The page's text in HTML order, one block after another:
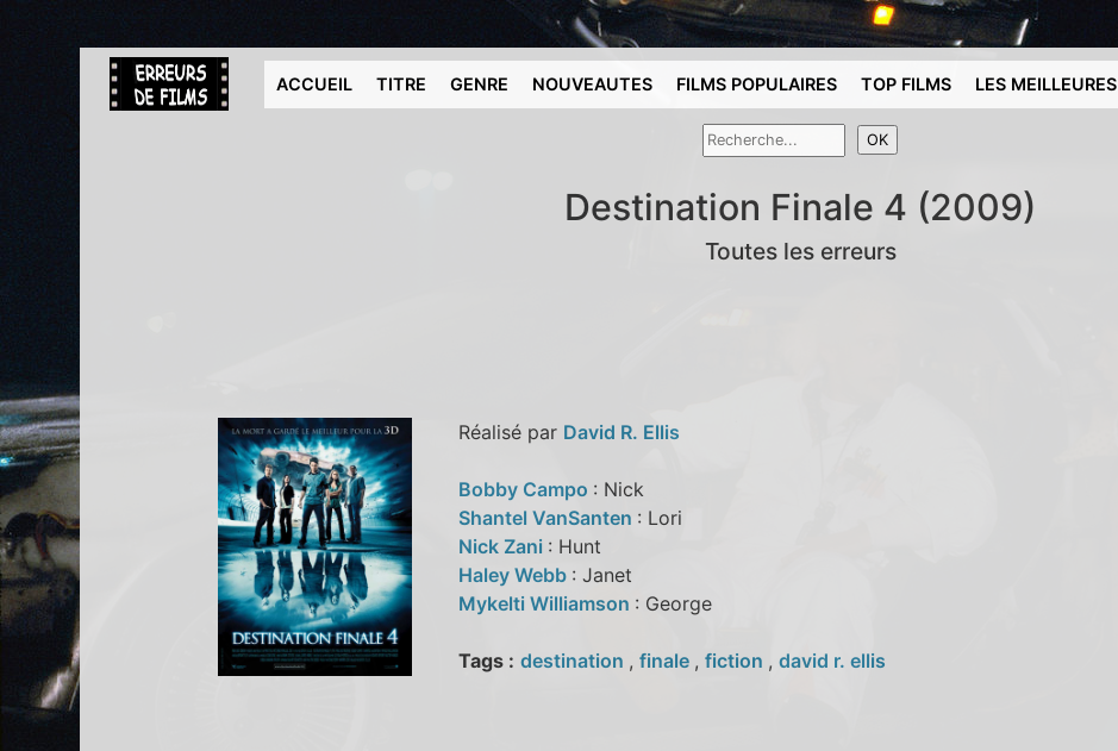
ACCUEIL TITRE GENRE NOUVEAUTES FILMS POPULAIRES TOP FILMS LES MEILLEURES
Destination Finale 4 (2009)
Toutes les erreurs
Réalisé par David R. Ellis
Bobby Campo : Nick
Shantel VanSanten : Lori
Nick Zani : Hunt
Haley Webb : Janet
Mykelti Williamson : George
Tags : destination , finale , fiction , david r. ellis